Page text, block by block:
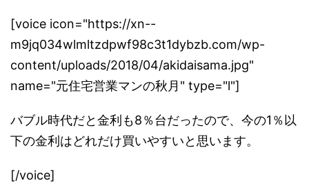
[voice icon="https://xn--
m9jq034wlmltzdpwf98c3t1dybzb.com/wp-
content/uploads/2018/04/akidaisama.jpg"
name="元住宅営業マンの秋月" type="l"]
バブル時代だと金利も8％台だったので、今の1％以
下の金利はどれだけ買いやすいと思います。
[/voice]